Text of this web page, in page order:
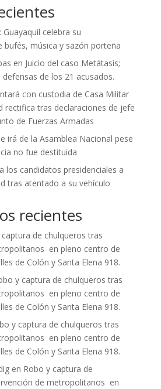
celebra su
bufés, música y sazón porteña
en Juicio del caso Metátasis;
de los 21 acusados.
con custodia de Casa Militar
rectifica tras declaraciones de jefe
de Fuerzas Armadas
irá de la Asamblea Nacional pese
no fue destituida
los candidatos presidenciales a
tras atentado a su vehículo
recientes
de chulqueros tras
en pleno centro de
de Colón y Santa Elena 918.
y captura de chulqueros tras
en pleno centro de
de Colón y Santa Elena 918.
y captura de chulqueros tras
en pleno centro de
de Colón y Santa Elena 918.
en Robo y captura de
de metropolitanos en